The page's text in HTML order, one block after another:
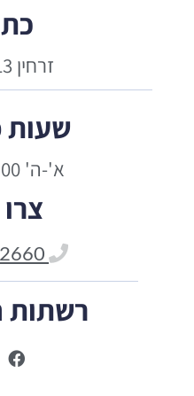
זרחין 13, רעננה
שעות
א'-ה' 17:00 - 8:00
רשתות